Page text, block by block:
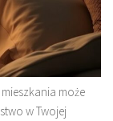
może
w Twojej